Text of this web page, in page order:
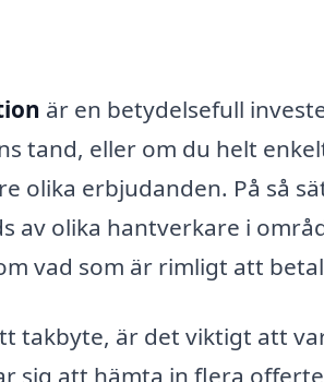
är en betydelsefull
tand, eller om du helt
olika erbjudanden. På så
av olika hantverkare i
vad som är rimligt att
takbyte, är det viktigt att
sig att hämta in flera